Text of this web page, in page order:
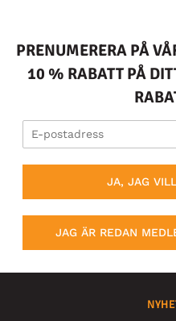
PRENUMERERA PÅ
10 % RABATT PÅ
JA, JAG
JAG ÄR REDAN